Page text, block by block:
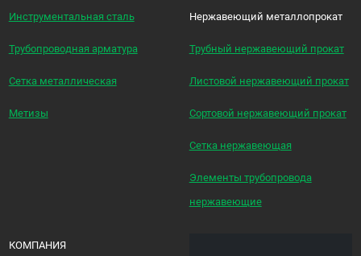
Инструментальная сталь
Трубопроводная арматура
Сетка металлическая
Метизы
Нержавеющий металлопрокат
Трубный нержавеющий прокат
Листовой нержавеющий прокат
Сортовой нержавеющий прокат
Сетка нержавеющая
Элементы трубопровода
нержавеющие
КОМПАНИЯ